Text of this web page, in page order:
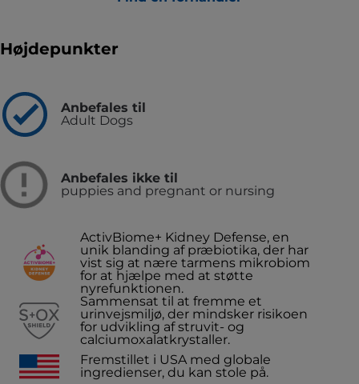
Højdepunkter
Anbefales til
Adult Dogs
Anbefales ikke til
puppies and pregnant or nursing
ActivBiome+ Kidney Defense, en
unik blanding af præbiotika, der har
vist sig at nære tarmens mikrobiom
for at hjælpe med at støtte
nyrefunktionen.
Sammensat til at fremme et
urinvejsmiljø, der mindsker risikoen
for udvikling af struvit- og
calciumoxalatkrystaller.
Fremstillet i USA med globale
ingredienser, du kan stole på.